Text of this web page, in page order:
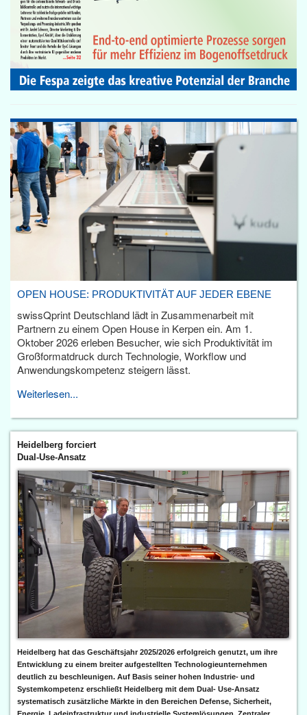
OPEN HOUSE: PRODUKTIVITÄT AUF JEDER EBENE
swissQprint Deutschland lädt in Zusammenarbeit mit
Partnern zu einem Open House in Kerpen ein. Am 1.
Oktober 2026 erleben Besucher, wie sich Produktivität im
Großformatdruck durch Technologie, Workflow und
Anwendungskompetenz steigern lässt.
Weiterlesen...
Heidelberg forciert
Dual-Use-Ansatz
Heidelberg hat das Geschäftsjahr 2025/2026 erfolgreich genutzt, um ihre
Entwicklung zu einem breiter aufgestellten Technologieunternehmen
deutlich zu beschleunigen. Auf Basis seiner hohen Industrie- und
Systemkompetenz erschließt Heidelberg mit dem Dual- Use-Ansatz
systematisch zusätzliche Märkte in den Bereichen Defense, Sicherheit,